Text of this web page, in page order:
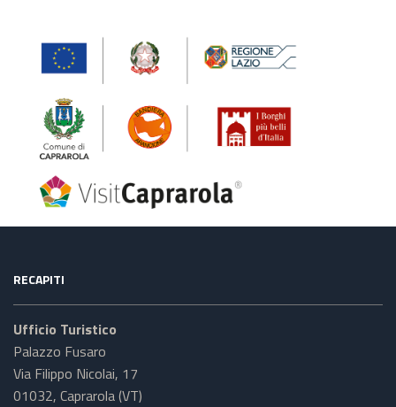
RECAPITI
Ufficio Turistico
Palazzo Fusaro
Via Filippo Nicolai, 17
01032, Caprarola (VT)